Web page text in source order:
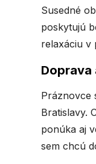
Susedné
poskytujú
relaxáciu v
Práznovce
Bratislavy.
ponúka aj
sem chcú